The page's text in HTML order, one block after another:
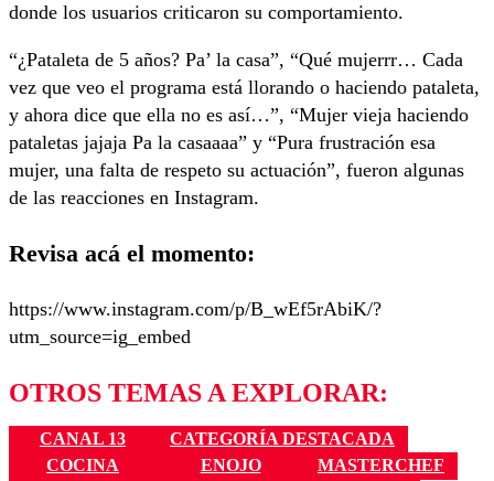
donde los usuarios criticaron su comportamiento.
“¿Pataleta de 5 años? Pa’ la casa”, “Qué mujerrr… Cada
vez que veo el programa está llorando o haciendo pataleta,
y ahora dice que ella no es así…”, “Mujer vieja haciendo
pataletas jajaja Pa la casaaaa” y “Pura frustración esa
mujer, una falta de respeto su actuación”, fueron algunas
de las reacciones en Instagram.
Revisa acá el momento:
https://www.instagram.com/p/B_wEf5rAbiK/?
utm_source=ig_embed
OTROS TEMAS A EXPLORAR:
CANAL 13
CATEGORÍA DESTACADA
COCINA
ENOJO
MASTERCHEF